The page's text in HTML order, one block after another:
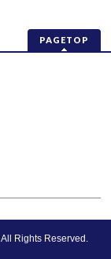
PAGETOP
All Rights Reserved.